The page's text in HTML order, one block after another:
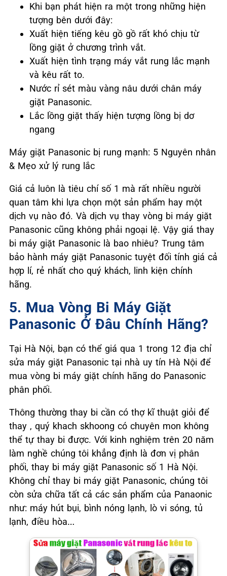
Khi bạn phát hiện ra một trong những hiện
tượng bên dưới đây:
Xuất hiện tiếng kêu gồ gồ rất khó chịu từ
lồng giặt ở chương trình vắt.
Xuất hiện tình trạng máy vắt rung lắc mạnh
và kêu rất to.
Nước rỉ sét màu vàng nâu dưới chân máy
giặt Panasonic.
Lắc lồng giặt thấy hiện tượng lồng bị dơ
ngang
Máy giặt Panasonic bị rung mạnh: 5 Nguyên nhân
& Mẹo xử lý rung lắc
Giá cả luôn là tiêu chí số 1 mà rất nhiều người
quan tâm khi lựa chọn một sản phẩm hay một
dịch vụ nào đó. Và dịch vụ thay vòng bi máy giặt
Panasonic cũng không phải ngoại lệ. Vậy giá thay
bi máy giặt Panasonic là bao nhiêu? Trung tâm
bảo hành máy giặt Panasonic tuyệt đối tính giá cả
hợp lí, rẻ nhất cho quý khách, linh kiện chính
hãng.
5. Mua Vòng Bi Máy Giặt
Panasonic Ở Đâu Chính Hãng?
Tại Hà Nội, bạn có thể giá qua 1 trong 12 địa chỉ
sửa máy giặt Panasonic tại nhà uy tín Hà Nội để
mua vòng bi máy giặt chính hãng do Panasonic
phân phối.
Thông thường thay bi cần có thợ kĩ thuật giỏi để
thay , quý khach skhoong có chuyên mon không
thể tự thay bi được. Với kinh nghiệm trên 20 năm
làm nghề chúng tôi khẳng định là đơn vị phân
phối, thay bi máy giặt Panasonic số 1 Hà Nội.
Không chỉ thay bi máy giặt Panasonic, chúng tôi
còn sửa chữa tất cả các sản phẩm của Panaonic
như: máy hút bụi, bình nóng lạnh, lò vi sóng, tủ
lạnh, điều hòa…